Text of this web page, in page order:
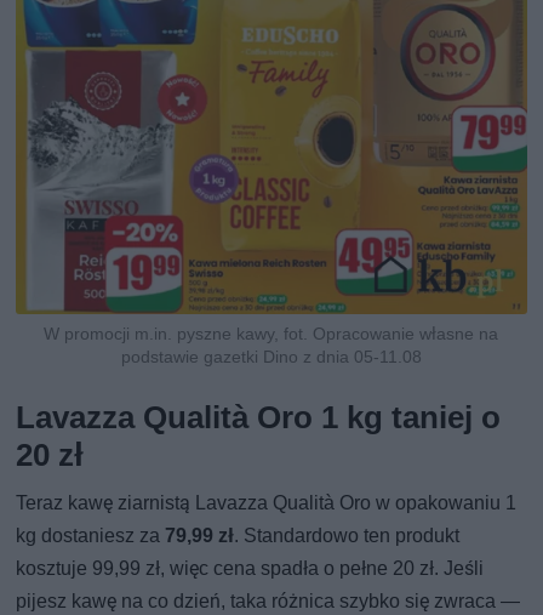
W promocji m.in. pyszne kawy, fot. Opracowanie własne na
podstawie gazetki Dino z dnia 05-11.08
Lavazza Qualità Oro 1 kg taniej o
20 zł
Teraz kawę ziarnistą Lavazza Qualità Oro w opakowaniu 1
kg dostaniesz za 79,99 zł. Standardowo ten produkt
kosztuje 99,99 zł, więc cena spadła o pełne 20 zł. Jeśli
pijesz kawę na co dzień, taka różnica szybko się zwraca —